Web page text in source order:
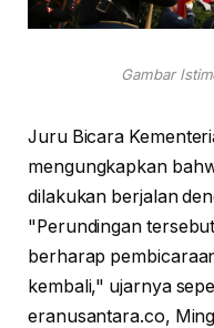
Gambar
Juru Bicara
mengungkapkan
dilakukan berjalan
"Perundingan
berharap
kembali," ujarnya
eranusantara.co,